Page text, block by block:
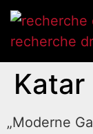
Katar
„Moderne